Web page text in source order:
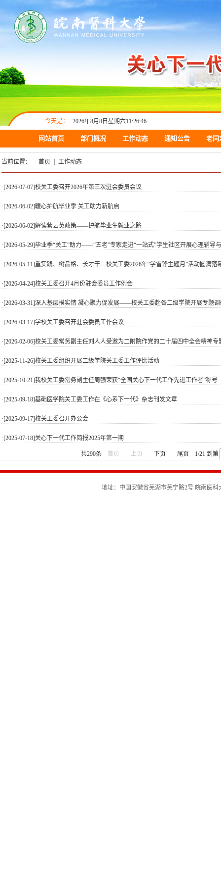
今天是： 2026年8月8日星期六11:26:47
网站首页 部门概况 工作动态 通知公告 老同
当前位置： 首页 工作动态
·[2026-07-07]校关工委召开2026年第三次驻会委员会议
·[2026-06-02]暖心护航毕业季 关工助力新航启
·[2026-06-02]解读紫云英政策——护航毕业生就业之路
·[2026-05-29]毕业季“关工”助力——“五老”专家走进“一站式”学生社区开展心理辅导
·[2026-05-11]重实践、树品格、长才干—校关工委2026年“学雷锋主题月”活动圆满落
·[2026-04-24]校关工委召开4月份驻会委员工作例会
·[2026-03-31]深入基层摸实情 凝心聚力促发展——校关工委赴各二级学院开展专题调
·[2026-03-17]学校关工委召开驻会委员工作会议
·[2026-02-06]校关工委常务副主任刘人人受邀为二附院作党的二十届四中全会精神专
·[2025-11-26]校关工委组织开展二级学院关工委工作评比活动
·[2025-10-21]我校关工委常务副主任周强荣获“全国关心下一代工作先进工作者”称号
·[2025-09-18]基础医学院关工委工作在《心系下一代》杂志刊发文章
·[2025-09-17]校关工委召开办公会
·[2025-07-18]关心下一代工作简报2025年第一期
共290条 首页 上页 下页 尾页 1/21 到第
地址：中国安徽省芜湖市芜宁路2号 皖南医科